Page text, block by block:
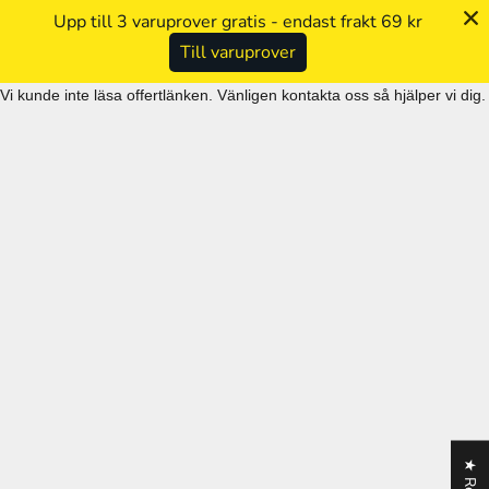
Upp till 3 varuprover gratis - endast frakt 69 kr
Till varuprover
Vi kunde inte läsa offertlänken. Vänligen kontakta oss så hjälper vi dig.